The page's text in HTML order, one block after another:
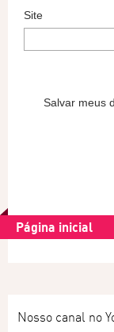
Site
Salvar meus
Página inicial
Nosso canal no